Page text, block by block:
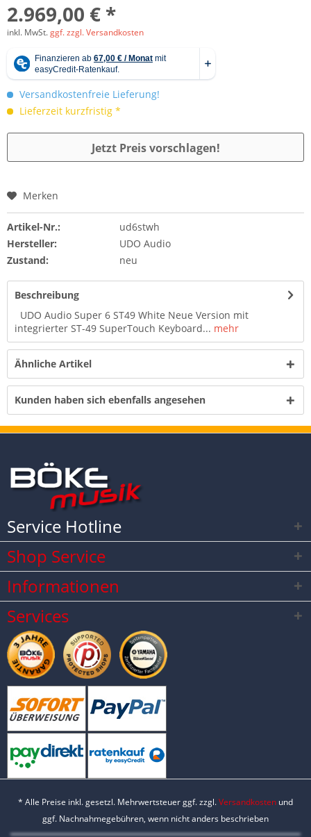
2.969,00 € *
inkl. MwSt.ggf. zzgl. Versandkosten
Versandkostenfreie Lieferung!
Lieferzeit kurzfristig *
Jetzt Preis vorschlagen!
Merken
Artikel-Nr.:
ud6stwh
Hersteller:
UDO Audio
Zustand:
neu
Beschreibung
UDO Audio Super 6 ST49 White Neue Version mit
integrierter ST-49 SuperTouch Keyboard... mehr
Ähnliche Artikel
Kunden haben sich ebenfalls angesehen
Service Hotline
Shop Service
Informationen
Services
* Alle Preise inkl. gesetzl. Mehrwertsteuer ggf. zzgl.Versandkosten und
ggf. Nachnahmegebühren, wenn nicht anders beschrieben